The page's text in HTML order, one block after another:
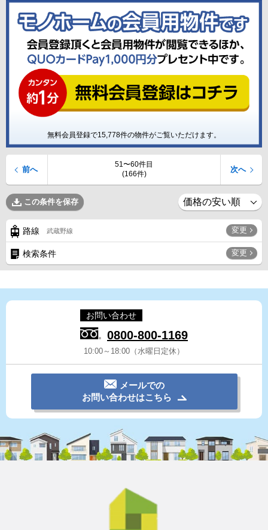
無料会員登録で15,778件の物件がご覧いただけます。
51〜60件目
(166件)
前へ 次へ
この条件を保存
路線 武蔵野線 変更
検索条件 変更
お問い合わせ
0800-800-1169
10:00～18:00（水曜日定休）
メールでの
お問い合わせはこちら